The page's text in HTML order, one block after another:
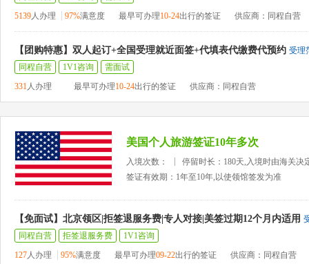
5139人办理 97%满意度 最早可办理10-24出行的签证 供应商：同程自营
【团购特惠】双人起订+全国受理就近面签+代填表代缴费代预约 受理
同程自营
1V1咨询
需面试
331人办理 最早可办理10-24出行的签证 供应商：同程自营
美国个人旅游签证10年多次
入境次数：
停留时长：180天,入境时由海关决
签证有效期：1年至10年,以使领馆签发为准
【免面试】北京领区|拒签退服务费|专人对接|美签过期12个月内适用
同程自营
拒签退服务费
1V1咨询
127人办理 95%满意度 最早可办理09-22出行的签证 供应商：同程自营